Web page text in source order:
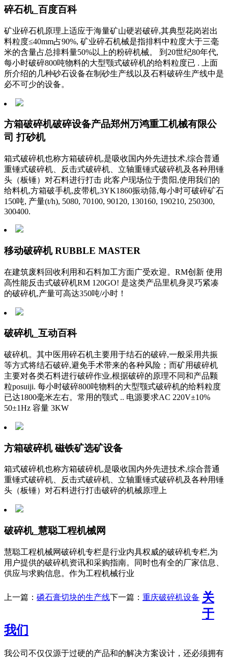
碎石机_百度百科
矿业碎石机原理上适应于海量矿山硬岩破碎,其典型花岗岩出
料粒度≤40mm占90%, 矿业碎石机械是指排料中粒度大于三毫
米的含量占总排料量50%以上的粉碎机械。 到20世纪80年代,
每小时破碎800吨物料的大型颚式破碎机的给料粒度已 . 上面
所介绍的几种砂石设备在制砂生产线以及石料破碎生产线中是
必不可少的设备。
方箱破碎机破碎设备产品郑州万鸿重工机械有限公
司 打砂机
箱式破碎机也称方箱破碎机,是吸收国内外先进技术,综合普通
重锤式破碎机、反击式破碎机、立轴重锤式破碎机及各种用锤
头（板锤）对石料进行打击 此客户现场位于贵阳,使用我们的
给料机,方箱破手机,皮带机,3YK1860振动筛,每小时可破碎矿石
150吨, 产量(t/h), 5080, 70100, 90120, 130160, 190210, 250300,
300400.
移动破碎机 RUBBLE MASTER
在建筑废料回收利用和石料加工方面广受欢迎。RM创新 使用
高性能反击式破碎机RM 120GO! 是这类产品里机身灵巧紧凑
的破碎机,产量可高达350吨/小时！
破碎机_互动百科
破碎机。其中医用碎石机主要用于结石的破碎,一般采用共振
等方式将结石破碎,避免手术带来的各种风险；而矿用破碎机
主要对各类石料进行破碎作业,根据破碎的原理不同和产品颗
粒posuiji. 每小时破碎800吨物料的大型颚式破碎机的给料粒度
已达1800毫米左右。常用的颚式 .. 电源要求AC 220V±10%
50±1Hz 容量 3KW
方箱破碎机 磁铁矿选矿设备
箱式破碎机也称方箱破碎机,是吸收国内外先进技术,综合普通
重锤式破碎机、反击式破碎机、立轴重锤式破碎机及各种用锤
头（板锤）对石料进行打击破碎的机械原理上
破碎机_慧聪工程机械网
慧聪工程机械网破碎机专栏是行业内具权威的破碎机专栏,为
用户提供的破碎机资讯和采购指南。同时也有全的厂家信息、
供应与求购信息。作为工程机械行业
上一篇： 磷石膏切块的生产线下一篇： 重庆破碎机设备 关
于
我们
我公司不仅仅源于过硬的产品和的解决方案设计，还必须拥有